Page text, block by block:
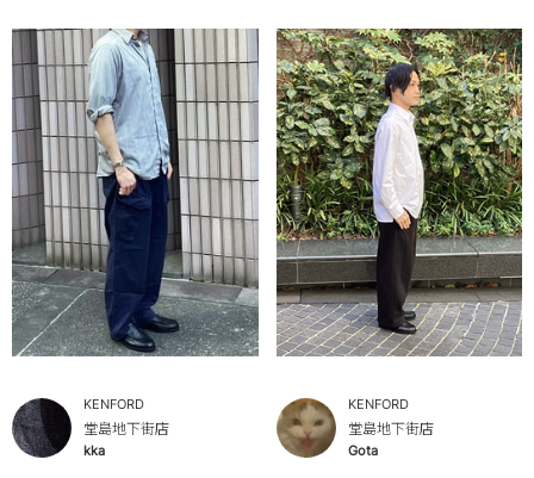
KENFORD
堂島地下街店
kka
KENFORD
堂島地下街店
Gota